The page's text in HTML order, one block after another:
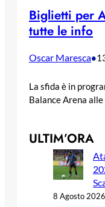
Biglietti per
tutte le info
Oscar Maresca•
La sfida è in
Balance Arena
ULTIM’ORA
8 Agosto 2026